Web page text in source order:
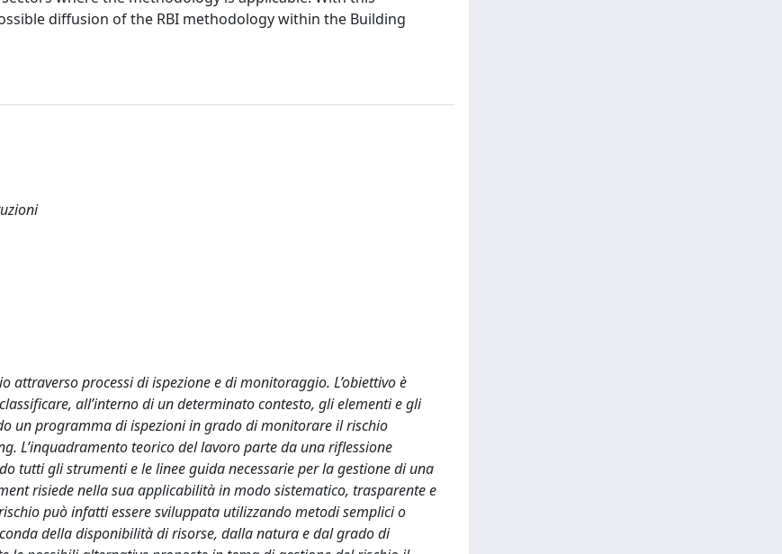
diffusion of the RBI methodology within the Building
processi di ispezione e di monitoraggio. L’obiettivo è
all’interno di un determinato contesto, gli elementi e gli
un programma di ispezioni in grado di monitorare il rischio
L’inquadramento teorico del lavoro parte da una riflessione
tutti gli strumenti e le linee guida necessarie per la gestione di una
risiede nella sua applicabilità in modo sistematico, trasparente e
può infatti essere sviluppata utilizzando metodi semplici o
della disponibilità di risorse, dalla natura e dal grado di